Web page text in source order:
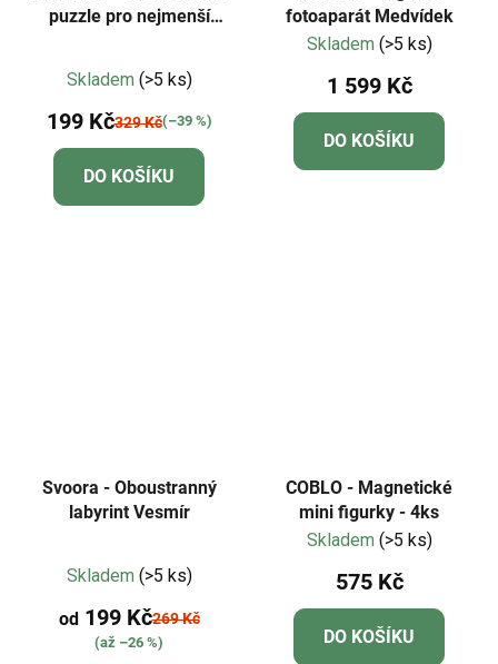
puzzle pro nejmenší
hodnocení
produktu
je
5,0
z
Skladem (>5 ks)
199 Kč329 Kč(–39 %)
DO KOŠÍKU
fotoaparát Medvídek
Skladem (>5 ks)
1 599 Kč
DO KOŠÍKU
Svoora - Oboustranný
labyrint Vesmír
hodnocení
produktu
je
Skladem (>5 ks)
od199 Kč269 Kč
(až –26 %)
COBLO - Magnetické
mini figurky - 4ks
Skladem (>5 ks)
575 Kč
DO KOŠÍKU